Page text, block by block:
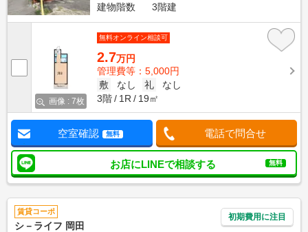
建物階数
3階建
画像 : 7枚
無料オンライン相談可
2.7万円
管理費等：5,000円
敷
なし 礼
なし
3階
1R 19㎡
空室確認 無料 電話で問合せ
お店にLINEで相談する 無料
賃貸コーポ
シ－ライフ 岡田
初期費用に注目